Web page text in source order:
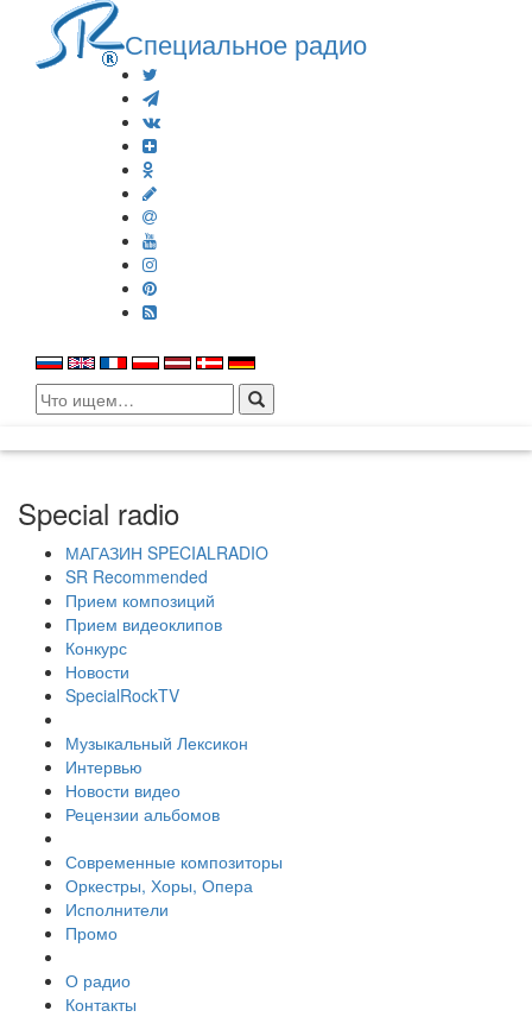
Специальное радио
Search
for:
Special radio
МАГАЗИН SPECIALRADIO
SR Recommended
Прием композиций
Прием видеоклипов
Конкурс
Новости
SpecialRockTV
Музыкальный Лексикон
Интервью
Новости видео
Рецензии альбомов
Современные композиторы
Оркестры, Хоры, Опера
Исполнители
Промо
О радио
Контакты